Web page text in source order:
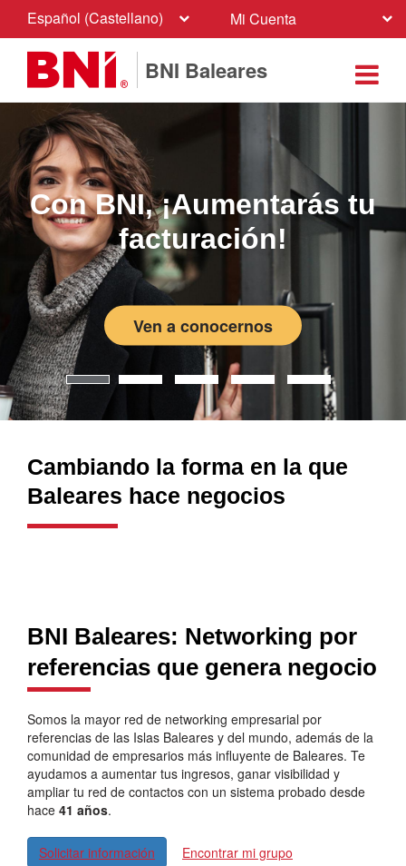
Español (Castellano) Mi Cuenta
BNI Baleares
¡Aumentarás tu
facturación!
Ven a conocernos
Te
Cambiando la forma en la que
Baleares hace negocios
BNI Baleares: Networking por
referencias que genera negocio
Somos la mayor red de networking empresarial por
referencias de las Islas Baleares y del mundo, además de la
comunidad de empresarios más influyente de Baleares. Te
ayudamos a aumentar tus ingresos, ganar visibilidad y
ampliar tu red de contactos con un sistema probado desde
hace 41 años.
Solicitar información Encontrar mi grupo